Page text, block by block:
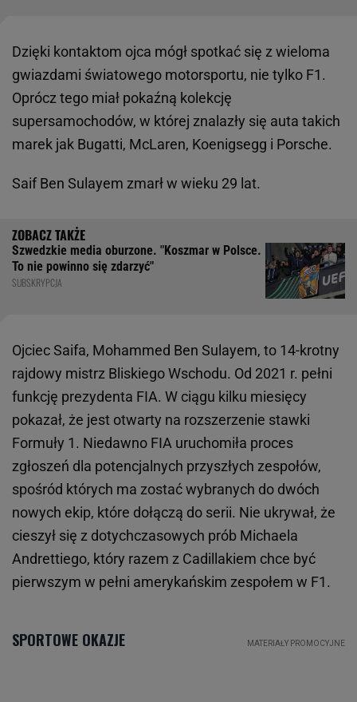
Dzięki kontaktom ojca mógł spotkać się z wieloma
gwiazdami światowego motorsportu, nie tylko F1.
Oprócz tego miał pokaźną kolekcję
supersamochodów, w której znalazły się auta takich
marek jak Bugatti, McLaren, Koenigsegg i Porsche.
Saif Ben Sulayem zmarł w wieku 29 lat.
Szwedzkie media oburzone. "Koszmar w Polsce.
To nie powinno się zdarzyć"
SUBSKRYPCJA
Ojciec Saifa, Mohammed Ben Sulayem, to 14-krotny
rajdowy mistrz Bliskiego Wschodu. Od 2021 r. pełni
funkcję prezydenta FIA. W ciągu kilku miesięcy
pokazał, że jest otwarty na rozszerzenie stawki
Formuły 1. Niedawno FIA uruchomiła proces
zgłoszeń dla potencjalnych przyszłych zespołów,
spośród których ma zostać wybranych do dwóch
nowych ekip, które dołączą do serii. Nie ukrywał, że
cieszył się z dotychczasowych prób Michaela
Andrettiego, który razem z Cadillakiem chce być
pierwszym w pełni amerykańskim zespołem w F1.